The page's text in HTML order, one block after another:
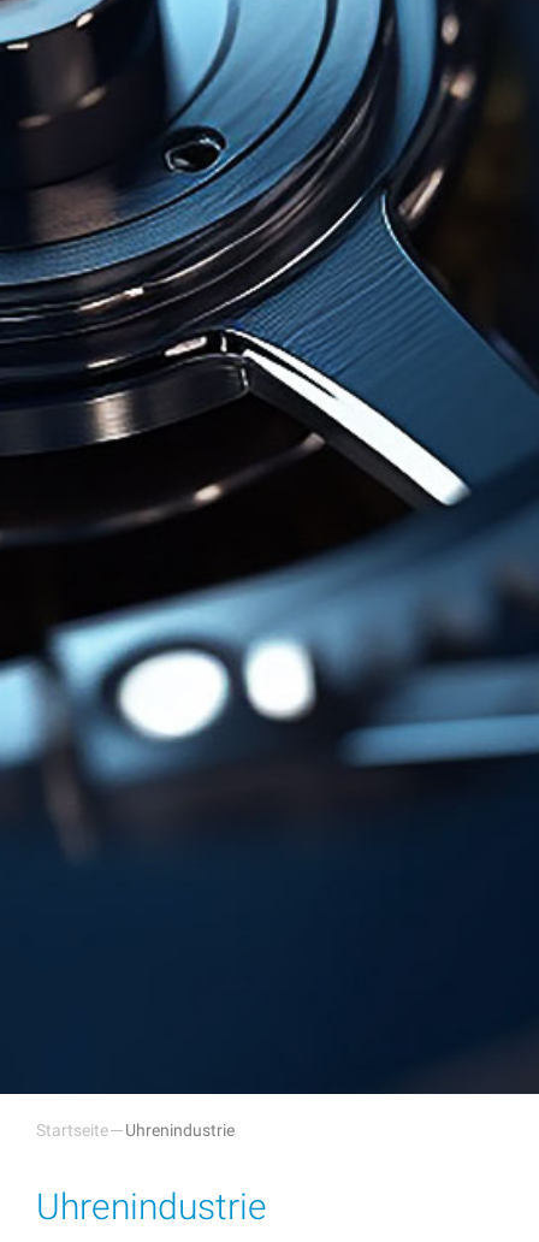
Startseite Uhrenindustrie
Uhrenindustrie